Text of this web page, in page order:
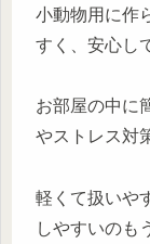
小動物用に作
すく、安心し
お部屋の中に
やストレス対
軽くて扱いや
しやすいのも